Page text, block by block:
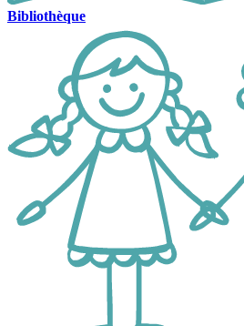
Bibliothèque